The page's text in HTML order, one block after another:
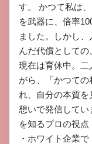
す。 ​かつて私は
を武器に、倍率
ました。しかし
んだ代償としての
現在は育休中。二
がら、「かつて
れ、自分の本質を
想いで発信してい
を知るプロの視点
・ホワイト企業